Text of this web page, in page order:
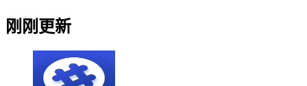
刚刚更新